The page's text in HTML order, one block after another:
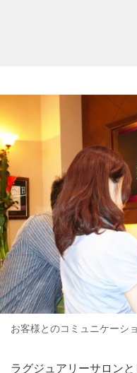
お客様とのコミュニケーシ
ラグジュアリーサロン